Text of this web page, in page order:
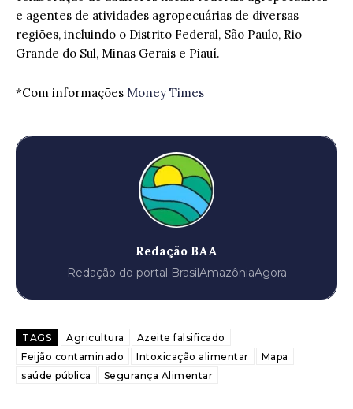
e agentes de atividades agropecuárias de diversas
regiões, incluindo o Distrito Federal, São Paulo, Rio
Grande do Sul, Minas Gerais e Piauí.
*Com informações Money Times
Redação BAA
Redação do portal BrasilAmazôniaAgora
TAGS Agricultura
Azeite falsificado
Feijão contaminado
Intoxicação alimentar
Mapa
saúde pública
Segurança Alimentar